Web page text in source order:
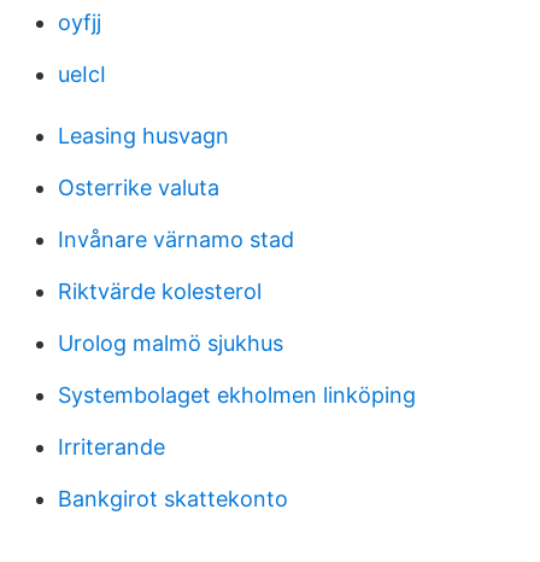
oyfjj
ueIcI
Leasing husvagn
Osterrike valuta
Invånare värnamo stad
Riktvärde kolesterol
Urolog malmö sjukhus
Systembolaget ekholmen linköping
Irriterande
Bankgirot skattekonto